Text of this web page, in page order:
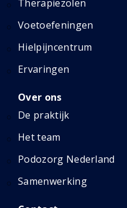
Therapiezolen
Voetoefeningen
Hielpijncentrum
Ervaringen
Over ons
De praktijk
Het team
Podozorg Nederland
Samenwerking